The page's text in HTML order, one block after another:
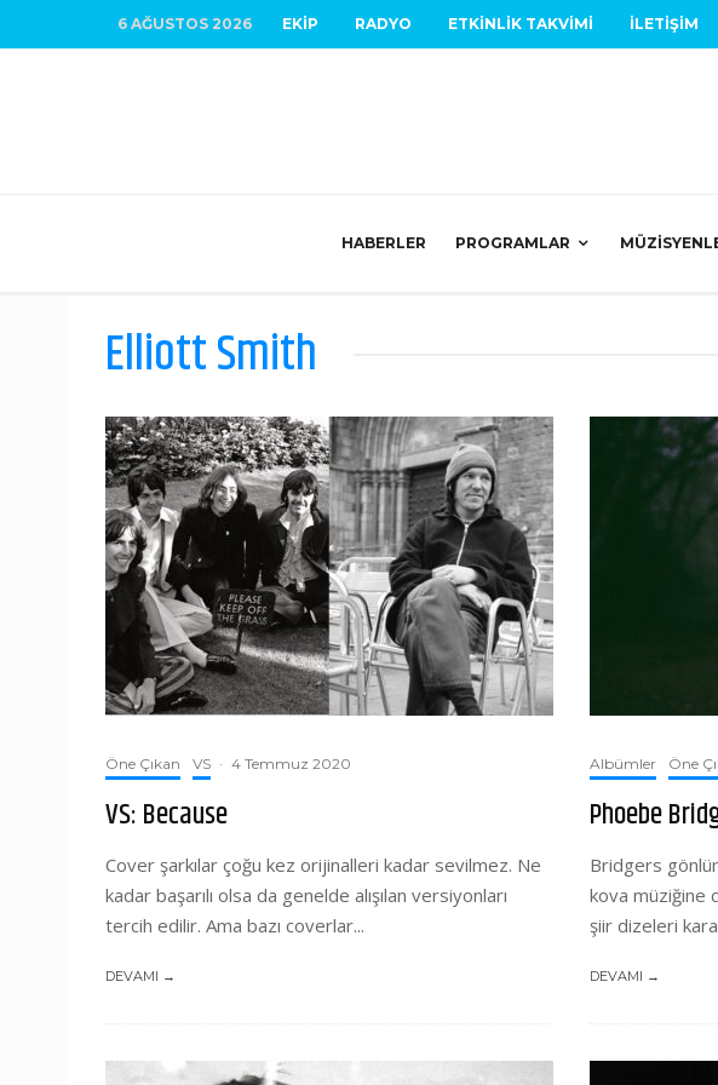
6 AĞUSTOS 2026 EKIP RADYO ETKINLIK TAKVIMI İLETIŞIM
HABERLER PROGRAMLAR
Elliott Smith
Öne Çıkan VS · 4 Temmuz 2020
VS: Because
Cover şarkılar çoğu kez orijinalleri kadar sevilmez. Ne
kadar başarılı olsa da genelde alışılan versiyonları
tercih edilir. Ama bazı coverlar...
DEVAMI →
Albümler Öne
Phoebe
Bridgers
kova müziğine
şiir dizeleri
DEVAMI →